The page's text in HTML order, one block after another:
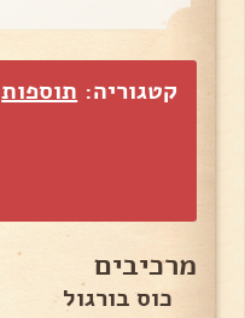
קטגוריה: תוספות
מרכיבים
כוס בורגול